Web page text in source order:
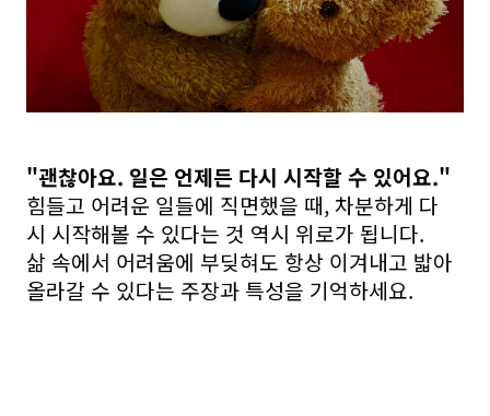
"괜찮아요. 일은 언제든 다시 시작할 수 있어요."
힘들고 어려운 일들에 직면했을 때, 차분하게 다
시 시작해볼 수 있다는 것 역시 위로가 됩니다.
삶 속에서 어려움에 부딪혀도 항상 이겨내고 밟아
올라갈 수 있다는 주장과 특성을 기억하세요.